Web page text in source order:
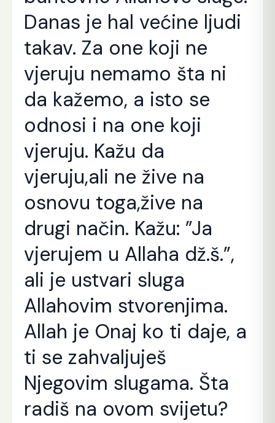
Danas je hal većine ljudi
takav. Za one koji ne
vjeruju nemamo šta ni
da kažemo, a isto se
odnosi i na one koji
vjeruju. Kažu da
vjeruju,ali ne žive na
osnovu toga,žive na
drugi način. Kažu: ”Ja
vjerujem u Allaha dž.š.”,
ali je ustvari sluga
Allahovim stvorenjima.
Allah je Onaj ko ti daje, a
ti se zahvaljuješ
Njegovim slugama. Šta
radiš na ovom svijetu?